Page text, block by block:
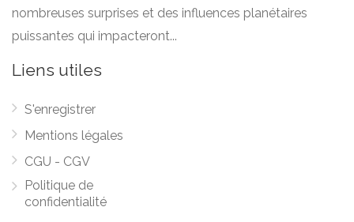
nombreuses surprises et des influences planétaires
puissantes qui impacteront...
Liens utiles
S'enregistrer
Mentions légales
CGU - CGV
Politique de
confidentialité